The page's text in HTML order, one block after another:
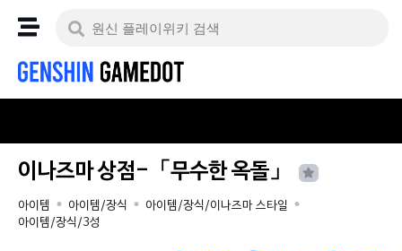
이나즈마 상점-「무수한 옥돌」
아이템 아이템/장식
아이템/장식/이나즈마 스타일
아이템/장식/3성